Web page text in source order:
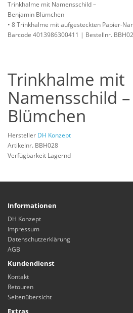
Trinkhalme mit Namensschild –
Benjamin Blümchen
• 8 Trinkhalme mit aufgesteckten Papier-
Barcode 4013986300411 | Bestellnr.
Trinkhalme mit
Namensschild
Blümchen
Hersteller DH Konzept
Artikelnr. BBH028
Verfügbarkeit Lagernd
Informationen
DH Konzept
Impressum
Datenschutzerklärung
AGB
Kundendienst
Kontakt
Retouren
Seitenübersicht
Extras